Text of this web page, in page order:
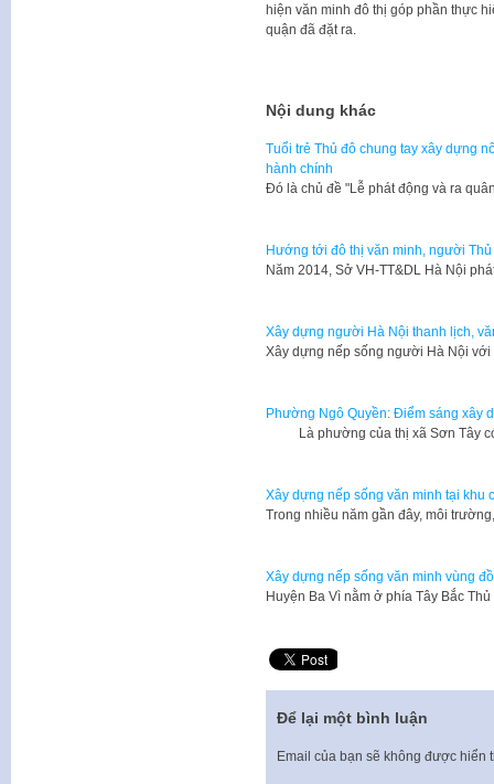
hiện văn minh đô thị góp phần thực
quận đã đặt ra.
Nội dung khác
Tuổi trẻ Thủ đô chung tay xây dựng
hành chính
Đó là chủ đề "Lễ phát động và ra
Hướng tới đô thị văn minh, người
​Năm 2014, Sở VH-TT&DL Hà Nội
Xây dựng người Hà Nội thanh lịch,
Xây dựng nếp sống người Hà Nội
Phường Ngô Quyền: Điểm sáng xây
Là phường của thị xã Sơn Tây
Xây dựng nếp sống văn minh tại khu
Trong nhiều năm gần đây, môi
Xây dựng nếp sống văn minh vùng
Huyện Ba Vì nằm ở phía Tây Bắc
Để lại một bình luận
Email của bạn sẽ không được hiển